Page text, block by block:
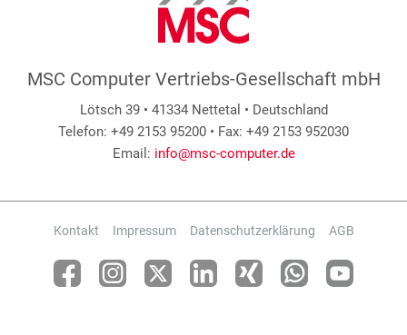
MSC Computer Vertriebs-Gesellschaft mbH
Lötsch 39 • 41334 Nettetal • Deutschland
Telefon: +49 2153 95200 • Fax: +49 2153 952030
Email: info@msc-computer.de
Kontakt Impressum Datenschutzerklärung AGB